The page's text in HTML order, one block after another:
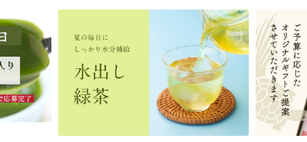
宇治抹茶だいふく 和
三盆仕立て 6個入
2,592 (税込)
お茶屋の京都 宇治抹
1,743 (税込)
宇治抹茶 濃チーズケ
ーキ 『抹茶まる』 1セ
ット6個入
3,240 (税込)
商品一覧はこちら
桜茶（さくら茶）28ｇ
（7人前後） ＊神奈川
県小田原市の八重桜
です
454 (税込)
『釜炒りむぎ茶』 10g
324 (税込)
緑茶ティーパック（セ
ンパックシリーズ） 5g
×50袋
864 (税込)
商品一覧はこちら
宇治抹茶そば3袋・そ
ばつゆ6袋（6人前）セ
ット 化粧箱（カート
ン/ギフトボックス）
3,032 (税込)
【送料込み】宇治抹茶
そば160ｇ×2袋（4人
前）＋特撰そばつゆ4
個（ポスト便）
2,028 (税込)
宇治抹茶そば２袋・そ
ばつゆ４袋（４人前）
竹かごセット
2,278 (税込)
商品一覧はこちら
老舗茶舗の宇治抹茶
かすていらと宇治冠煎
茶の詰合せ
4,112 (税込)
宇治抹茶焼き菓子詰
4,511 (税込)
老舗茶舗のひやひやス
イーツセット 3種6個
3,356 (税込)
商品一覧はこちら
茶道具 帛紗 ふくさ 無
地 正絹帛紗 7匁(もん
め) (朱・赤・紫) (ポス
ト便対応可)
4,730 (税込)
茶道具 扇子（せんす）
扇子 利休百首 白竹 6
1,716 (税込)
おとなのお稽古セット
女子用 裏千家 茶道具
16,500 (税込)
商品一覧はこちら